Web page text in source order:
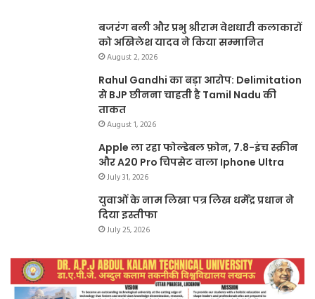
बजरंग बली और प्रभु श्रीराम वेशधारी कलाकारों
को अखिलेश यादव ने किया सम्मानित
August 2, 2026
Rahul Gandhi का बड़ा आरोप: Delimitation
से BJP छीनना चाहती है Tamil Nadu की
ताकत
August 1, 2026
Apple ला रहा फोल्डेबल फ़ोन, 7.8-इंच स्क्रीन
और A20 Pro चिपसेट वाला Iphone Ultra
July 31, 2026
युवाओं के नाम लिखा पत्र लिख धर्मेंद्र प्रधान ने
दिया इस्तीफा
July 25, 2026